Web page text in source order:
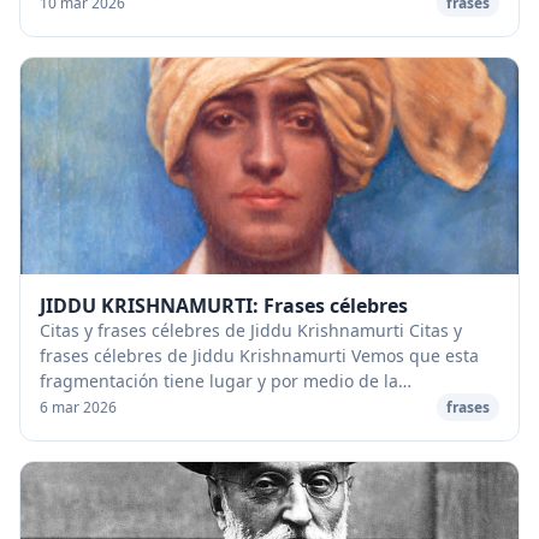
JIDDU KRISHNAMURTI: Frases célebres
Citas y frases célebres de Jiddu Krishnamurti Citas y
frases célebres de Jiddu Krishnamurti Vemos que esta
fragmentación tiene lugar y por medio de la
observación, al pensar con claridad, sabemos tamb...
6 mar 2026 frases